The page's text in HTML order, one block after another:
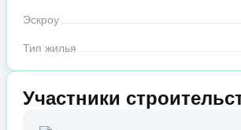
Эскроу
Тип жилья
Участники